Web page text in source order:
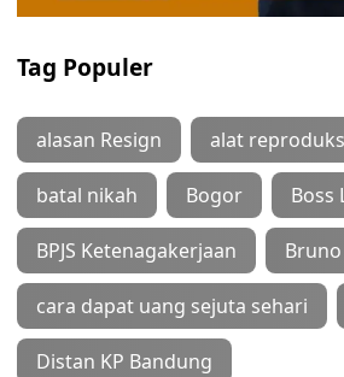
Tag Populer
alasan Resign alat
batal nikah Bogor Boss
BPJS Ketenagakerjaan
cara dapat uang sejuta sehari
Distan KP Bandung